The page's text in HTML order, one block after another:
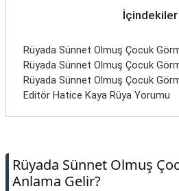
İçindekiler
Rüyada Sünnet Olmuş Çocuk
Rüyada Sünnet Olmuş Çocuk
Rüyada Sünnet Olmuş Çocuk
Editör Hatice Kaya Rüya Yorumu
Rüyada Sünnet Olmuş
Anlama Gelir?